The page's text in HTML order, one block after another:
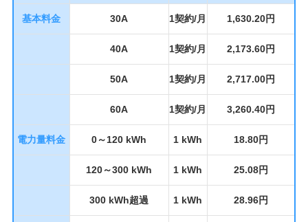
基本料金 30A 1契約/月 1,630.20円
40A 1契約/月 2,173.60円
50A 1契約/月 2,717.00円
60A 1契約/月 3,260.40円
電力量料金 0～120 kWh 1 kWh 18.80円
120～300 kWh 1 kWh 25.08円
300 kWh超過 1 kWh 28.96円